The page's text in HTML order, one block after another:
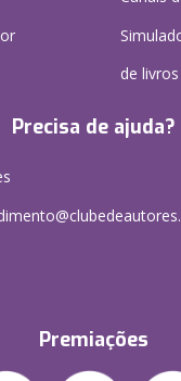
de livros
Precisa de ajuda?
Premiações